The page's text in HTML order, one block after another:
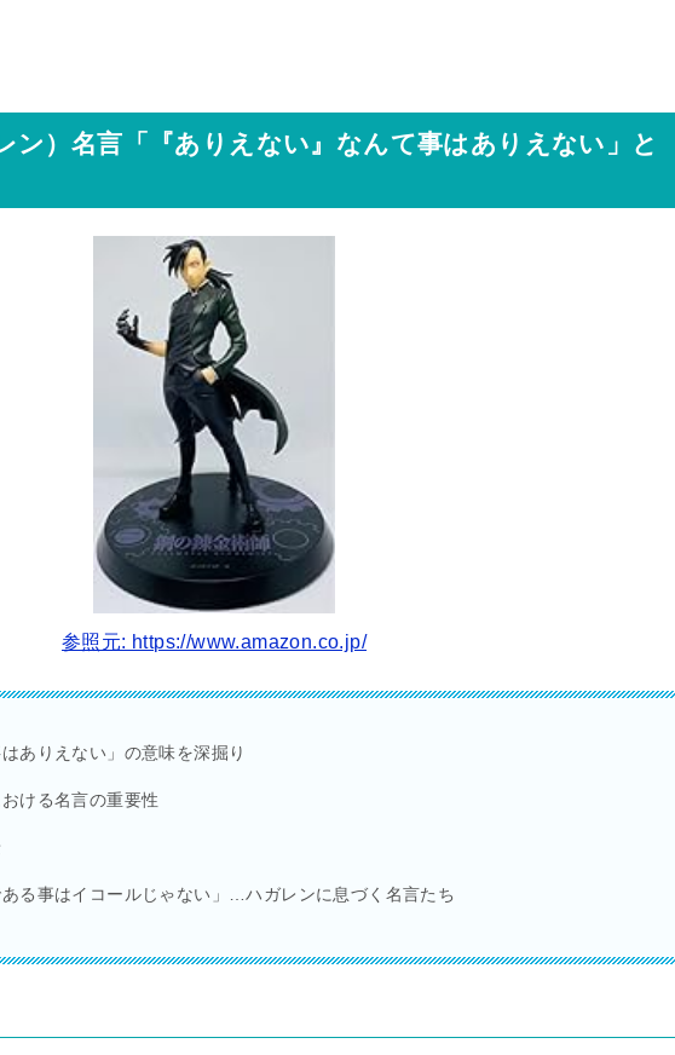
ン）名言「『ありえない』なんて事はありえない」と
参照元: https://www.amazon.co.jp/
ありえない」の意味を深掘り
ける名言の重要性
ある事はイコールじゃない」…ハガレンに息づく名言たち